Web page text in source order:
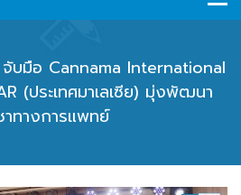
มือ Cannama International
(ประเทศมาเลเซีย) มุ่งพัฒนา
ทางการแพทย์